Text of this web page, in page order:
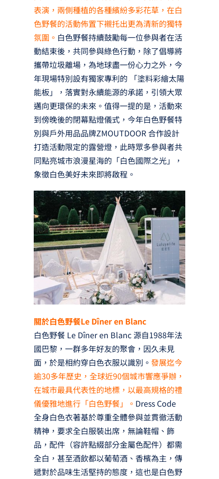
表演，兩側種植的各種繽紛多彩花草，在白
色野餐的活動佈置下襯托出更為清新的獨特
氛圍。 白色野餐持續鼓勵每一位參與者在活
動結束後，共同參與綠色行動，除了倡導將
攜帶垃圾離場，為地球盡一份心力之外，今
年現場特別設有獨家專利的 「塗料彩繪太陽
能板」，落實對永續能源的承諾，引領大眾
邁向更環保的未來。值得一提的是，活動來
到傍晚後的閉幕點燈儀式，今年白色野餐特
別與戶外用品品牌ZMOUTDOOR 合作設計
打造活動限定的露營燈，此時眾多參與者共
同點亮城市浪漫星海的「白色國際之光」，
象徵白色美好未來即將啟程。
關於白色野餐Le Dîner en Blanc
白色野餐 Le Dîner en Blanc 源自1988年法
國巴黎，一群多年好友的聚會，因久未見
面，於是相約穿白色衣服以識別。 發展迄今
逾30多年歷史，全球近90個城市響應爭辦，
在城市最具代表性的地標，以最高規格的禮
儀優雅地進行「白色野餐」。 Dress Code
全身白色衣著基於尊重全體參與並貫徹活動
精神，要求全白服裝出席，無論鞋帽、飾
品，配件（容許點綴部分金屬色配件）都需
全白，甚至酒飲都以葡萄酒、香檳為主，傳
遞對於品味生活堅持的態度，這也是白色野